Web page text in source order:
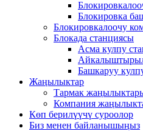
Блокировка
Блокировкалоочу
Блокада станциясы
Асма кулпу
Башкаруу
Жаңылыктар
Тармак
Компания
Көп берилүүчү суроолор
Биз менен байланышыңыз